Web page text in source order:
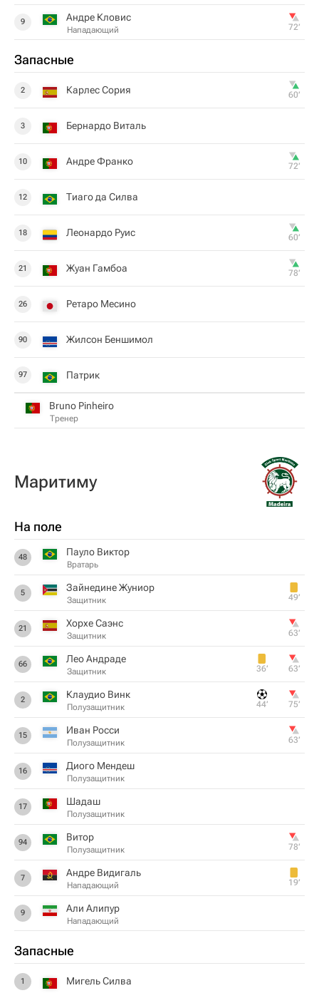
9 Андре Кловис
Нападающий 72‎’‎
Запасные
2 Карлес Сория 60‎’‎
3 Бернардо Виталь
10 Андре Франко 72‎’‎
12 Тиаго да Силва
18 Леонардо Руис 60‎’‎
21 Жуан Гамбоа 78‎’‎
26 Ретаро Месино
90 Жилсон Беншимол
97 Патрик
Bruno Pinheiro
Тренер
Маритиму
На поле
48 Пауло Виктор
Вратарь
5 Зайнедине Жуниор
Защитник 49‎’‎
21 Хорхе Саэнс
Защитник 63‎’‎
66 Лео Андраде
Защитник 36‎’‎ 63‎’‎
2 Клаудио Винк
Полузащитник 44‎’‎ 75‎’‎
15 Иван Росси
Полузащитник 63‎’‎
16 Диого Мендеш
Полузащитник
17 Шадаш
Полузащитник
94 Витор
Полузащитник 78‎’‎
7 Андре Видигаль
Нападающий 19‎’‎
9 Али Алипур
Нападающий
Запасные
1 Мигель Силва